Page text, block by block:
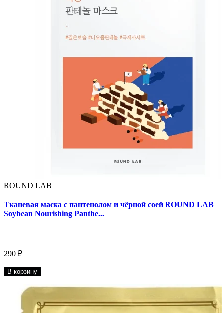
ROUND LAB
Тканевая маска с пантенолом и чёрной соей ROUND LAB
Soybean Nourishing Panthe...
290 ₽
В корзину